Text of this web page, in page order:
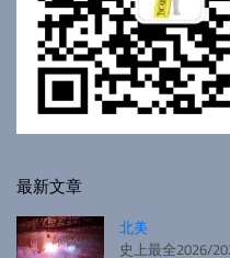
最新文章
北美
史上最全2026/